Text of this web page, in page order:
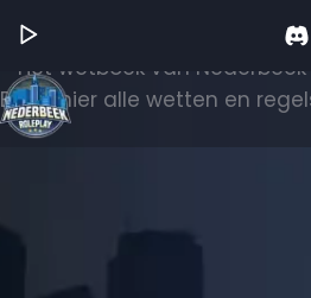
Het wetboek van Nederbeek
Bekijk hier alle wetten en